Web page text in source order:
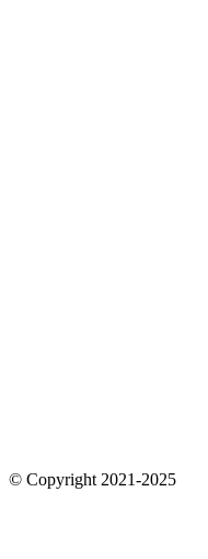
© Copyright 2021-2025